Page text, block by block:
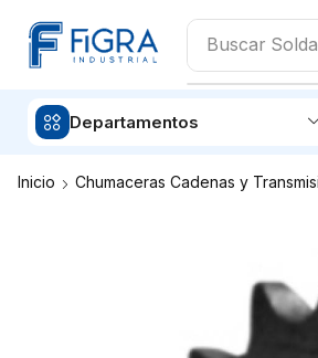
Buscar
Departamentos
Inicio Chumaceras Cadenas y